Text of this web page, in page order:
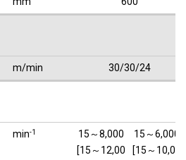
m/min 30/30/24
min-1
15～8,000
[15～12,00
15～6,000
[15～10,00